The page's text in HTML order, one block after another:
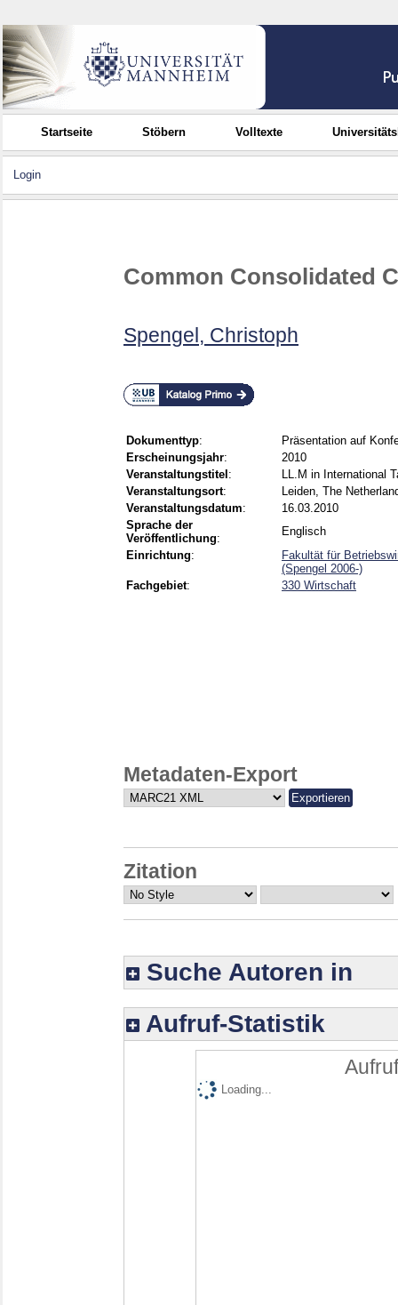
Startseite Stöbern Volltexte
Login
Common Consolidated
Spengel, Christoph
Dokumenttyp:
Präsentation auf
Erscheinungsjahr:
2010
Veranstaltungstitel :
LL.M in International
Veranstaltungsort:
Leiden, The
Veranstaltungsdatum:
16.03.2010
Sprache der
Veröffentlichung:
Englisch
Einrichtung:
Fakultät für
(Spengel 2006-)
Fachgebiet: 330 Wirtschaft
Metadaten-Export
Zitation
Suche Autoren in
Aufruf-Statistik
Loading...